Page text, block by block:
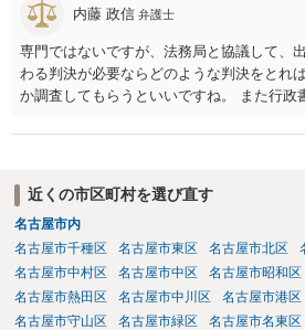
内藤 政信 弁護士
専門ではないですが、法務局と協議して、
わる判決が必要ならどのような判決をとれ
か調査してもらうといいですね。 また行政
近くの市区町村を選び直す
名古屋市内
名古屋市千種区
名古屋市東区 名古屋市北区
名古屋市中村区
名古屋市中区 名古屋市昭和区
名古屋市熱田区
名古屋市中川区 名古屋市港区
名古屋市守山区
名古屋市緑区 名古屋市名東区